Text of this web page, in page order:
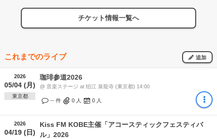
チケット情報一覧へ
これまでのライブ 追加
2026
05/04 (月)
東京都
珈琲参道2026
@ 音楽ステージ at 狛江 泉龍寺 (東京都) 14:00
-- 件 0 人 0 人
2026
04/19 (日)
Kiss FM KOBE主催「アコースティックフェスティバ
ル」2026